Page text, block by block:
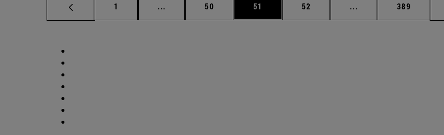
Página
1 ... Páginas intermedias Use TAB para desplazarse.
Página
50 Página
51 Página
52 ... Páginas intermedias
Página
389